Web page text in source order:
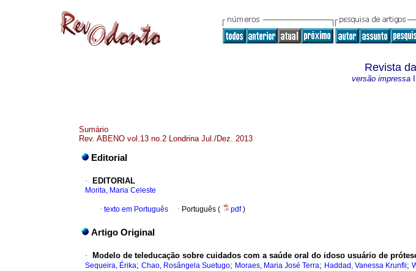
Revista
versão impressa
Sumário
Rev. ABENO vol.13 no.2 Londrina Jul./Dez. 2013
Editorial
· EDITORIAL
Morita, Maria Celeste
· texto em Português · Português ( pdf)
Artigo Original
· Modelo de teleducação sobre cuidados com a saúde oral do idoso usuário de
Sequeira, Érika; Chao, Rosângela Suetugo; Moraes, Maria José Terra; Haddad, Vanessa Krunfli;